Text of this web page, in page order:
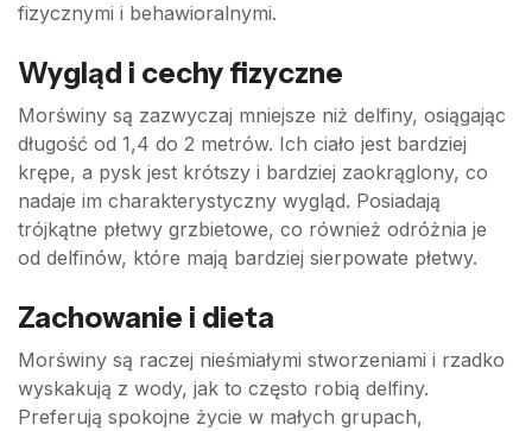
fizycznymi i behawioralnymi.
Wygląd i cechy fizyczne
Morświny są zazwyczaj mniejsze niż delfiny, osiągając
długość od 1,4 do 2 metrów. Ich ciało jest bardziej
krępe, a pysk jest krótszy i bardziej zaokrąglony, co
nadaje im charakterystyczny wygląd. Posiadają
trójkątne płetwy grzbietowe, co również odróżnia je
od delfinów, które mają bardziej sierpowate płetwy.
Zachowanie i dieta
Morświny są raczej nieśmiałymi stworzeniami i rzadko
wyskakują z wody, jak to często robią delfiny.
Preferują spokojne życie w małych grupach,